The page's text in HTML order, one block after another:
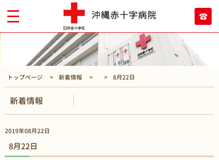
トップページ 新着情報 8月22日
新着情報
2019年08月22日
8月22日